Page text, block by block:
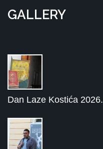
GALLERY
Dan Laze Kostića 2026.